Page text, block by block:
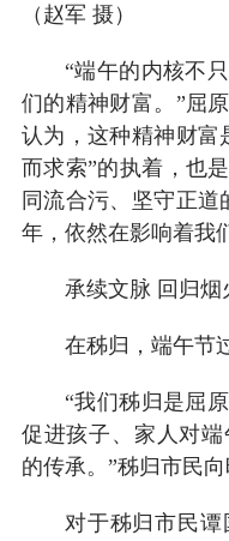
（赵军 摄）
“端午的内核不
们的精神财富。”屈
认为，这种精神财富
而求索”的执着，也
同流合污、坚守正
年，依然在影响着我
承续文脉 回归烟
在秭归，端午节
“我们秭归是屈
促进孩子、家人对
的传承。”秭归市民向
对于秭归市民